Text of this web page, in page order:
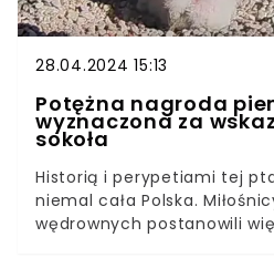
28.04.2024 15:13
Potężna nagroda
wyznaczona za
sokoła
Historią i perypetiami tej
niemal cała Polska.
wędrownych postanowili